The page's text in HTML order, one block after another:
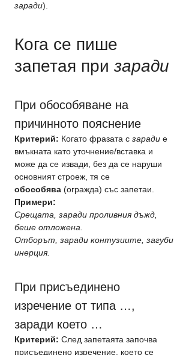
заради).
Кога се пише
запетая при заради
При обособяване на
причинното пояснение
Критерий: Когато фразата с заради е
вмъкната като уточнение/вставка и
може да се извади, без да се наруши
основният строеж, тя се
обособява (огражда) със запетаи.
Примери:
Срещата, заради проливния дъжд,
беше отложена.
Отборът, заради контузиите, загуби
инерция.
При присъединено
изречение от типа …,
заради което …
Критерий: След запетаята започва
присъединено изречение, което се